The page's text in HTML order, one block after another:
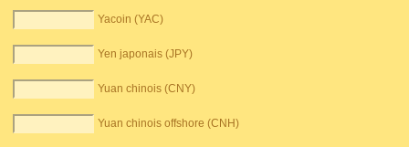
Yacoin (YAC)
Yen japonais (JPY)
Yuan chinois (CNY)
Yuan chinois offshore (CNH)